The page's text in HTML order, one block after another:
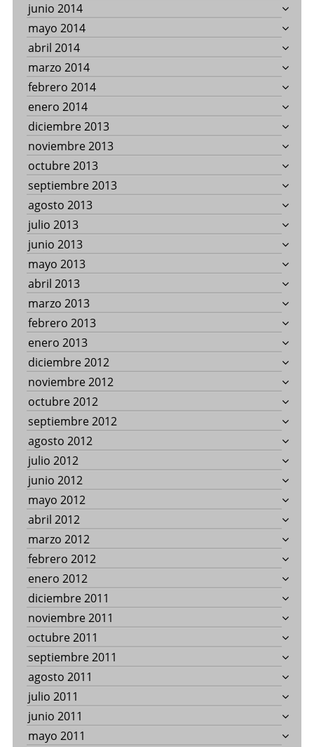
junio 2014
mayo 2014
abril 2014
marzo 2014
febrero 2014
enero 2014
diciembre 2013
noviembre 2013
octubre 2013
septiembre 2013
agosto 2013
julio 2013
junio 2013
mayo 2013
abril 2013
marzo 2013
febrero 2013
enero 2013
diciembre 2012
noviembre 2012
octubre 2012
septiembre 2012
agosto 2012
julio 2012
junio 2012
mayo 2012
abril 2012
marzo 2012
febrero 2012
enero 2012
diciembre 2011
noviembre 2011
octubre 2011
septiembre 2011
agosto 2011
julio 2011
junio 2011
mayo 2011